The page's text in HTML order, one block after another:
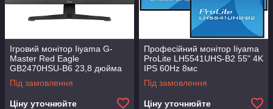
Ігровий монітор Iiyama G-
Master Red Eagle
GB2470HSU-B6 23,8 дюйма
Full HD Fast IPS 180 Гц 0,2
мс MPRT
Під замовлення
Ціну уточнюйте
Професійний монітор Iiyama
ProLite LH5541UHS-B2 55" 4K
IPS 60Hz 8мс
Під замовлення
Ціну уточнюйте